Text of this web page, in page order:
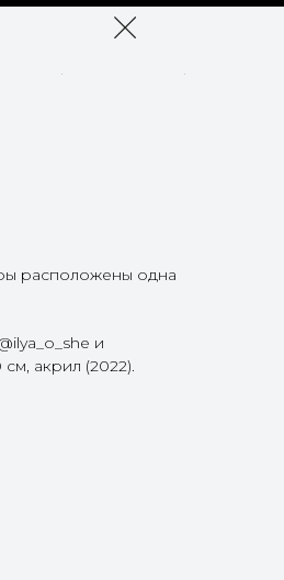
расположены одна
и
акрил (2022).